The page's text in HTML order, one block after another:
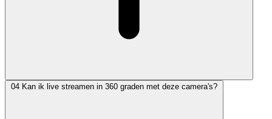
04 Kan ik live streamen in 360 graden met deze camera's?